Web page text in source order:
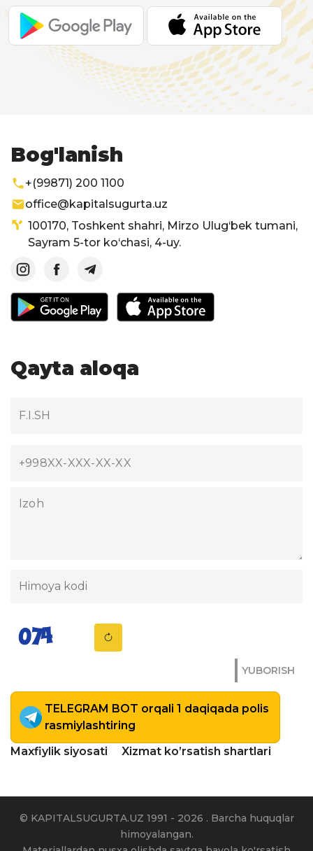
Bog'lanish
+(99871) 200 1100
office@kapitalsugurta.uz
100170, Toshkent shahri, Mirzo Ulug‘bek tumani,
Sayram 5-tor ko‘chasi, 4-uy.
Qayta aloqa
YUBORISH
TELEGRAM BOT orqali 1 daqiqada polis
rasmiylashtiring
Maxfiylik siyosati
Xizmat ko’rsatish shartlari
© KAPITALSUGURTA.UZ 1991 - 2026 . Barcha huquqlar
himoyalangan.